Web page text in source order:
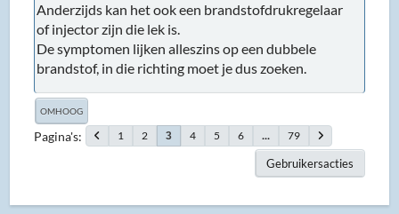
Anderzijds kan het ook een brandstofdrukregelaar
of injector zijn die lek is.
De symptomen lijken alleszins op een dubbele
brandstof, in die richting moet je dus zoeken.
OMHOOG
Pagina's 1 2 3 4 5 6 ... 79
Gebruikersacties